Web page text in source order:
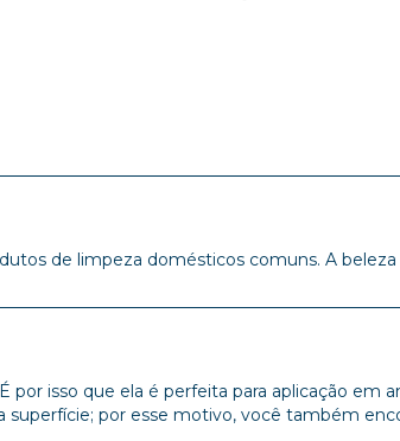
de limpeza domésticos comuns. A beleza
por isso que ela é perfeita para aplicação em
superfície; por esse motivo, você também